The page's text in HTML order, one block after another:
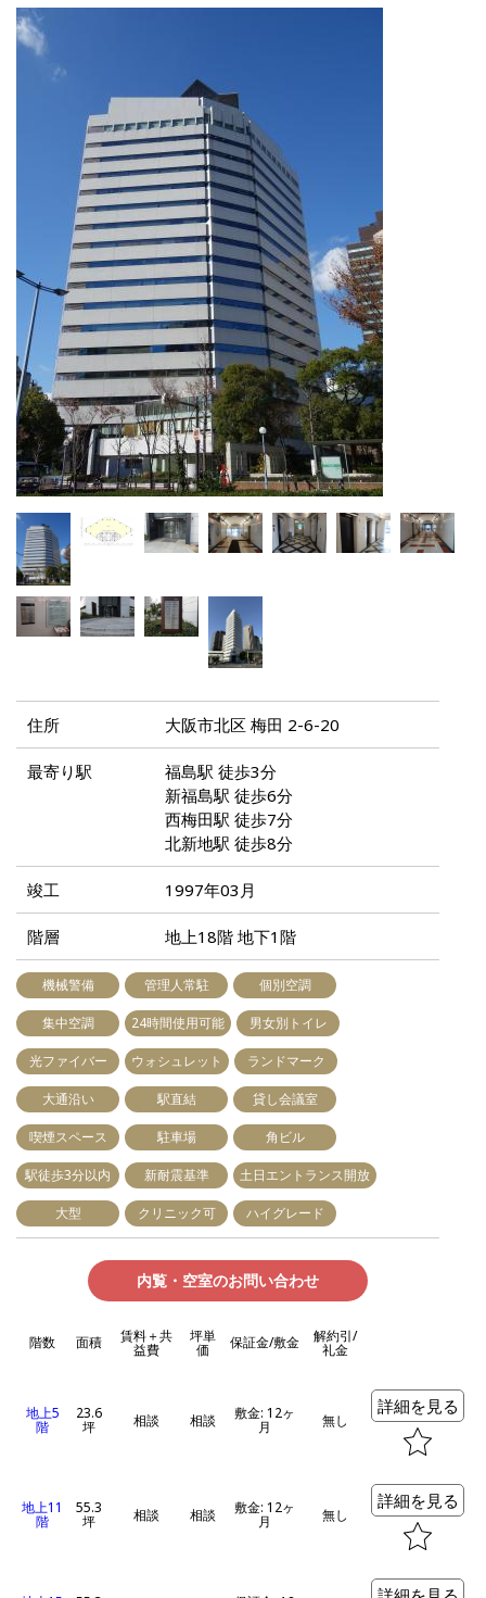
住所 大阪市北区 梅田 2-6-20
最寄り駅
福島駅 徒歩3分
新福島駅 徒歩6分
西梅田駅 徒歩7分
北新地駅 徒歩8分
竣工 1997年03月
階層 地上18階 地下1階
機械警備 管理人常駐 個別空調
集中空調 24時間使用可能 男女別トイレ
光ファイバー ウォシュレット ランドマーク
大通沿い 駅直結 貸し会議室
喫煙スペース 駐車場 角ビル
駅徒歩3分以内 新耐震基準 土日エントランス開放
大型 クリニック可 ハイグレード
内覧・空室のお問い合わせ
階数 面積 賃料＋共
益費
坪単
価 保証金/敷金 解約引/
礼金
地上5
階
23.6
坪 相談 相談 敷金: 12ヶ
月 無し
詳細を見る
地上11
階
55.3
坪 相談 相談 敷金: 12ヶ
月 無し
詳細を見る